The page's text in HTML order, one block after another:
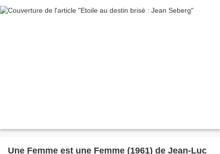
Une Femme est une Femme (1961) de Jean-Luc